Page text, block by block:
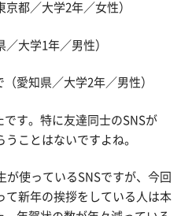
京都／大学2年／女性）
／大学1年／男性）
愛知県／大学2年／男性）
す。特に友達同士のSNSが
ことはないですよね。
が使っているSNSですが、今回
て新年の挨拶をしている人は本